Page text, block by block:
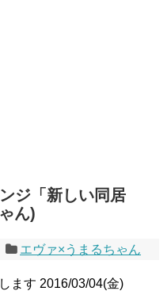
ジ「新しい同居
ん)
エヴァ×うまるちゃん
ます 2016/03/04(金)